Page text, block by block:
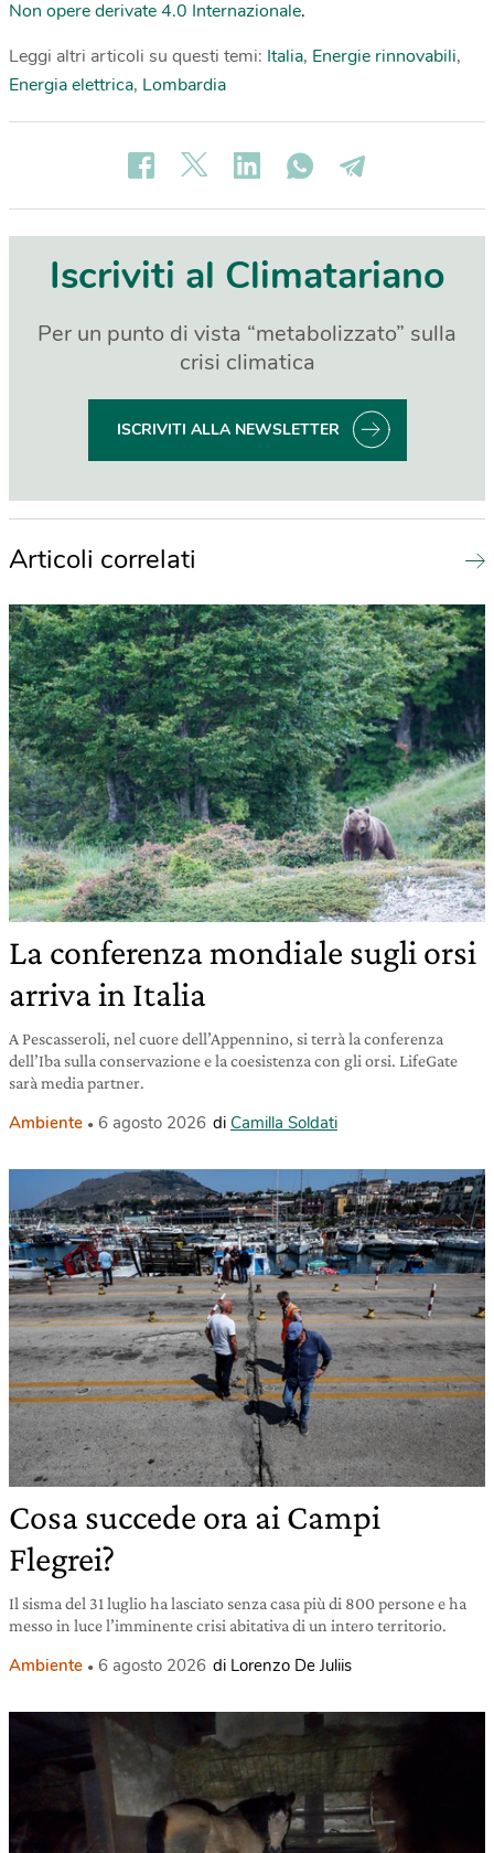
Non opere derivate 4.0 Internazionale.
Leggi altri articoli su questi temi: Italia, Energie rinnovabili,
Energia elettrica, Lombardia
Iscriviti al Climatariano
Per un punto di vista “metabolizzato” sulla
crisi climatica
ISCRIVITI ALLA NEWSLETTER
Articoli correlati
La conferenza mondiale sugli orsi
arriva in Italia
A Pescasseroli, nel cuore dell’Appennino, si terrà la conferenza
dell’Iba sulla conservazione e la coesistenza con gli orsi. LifeGate
sarà media partner.
Ambiente 6 agosto 2026 di Camilla Soldati
Cosa succede ora ai Campi
Flegrei?
Il sisma del 31 luglio ha lasciato senza casa più di 800 persone e ha
messo in luce l’imminente crisi abitativa di un intero territorio.
Ambiente 6 agosto 2026 di Lorenzo De Juliis